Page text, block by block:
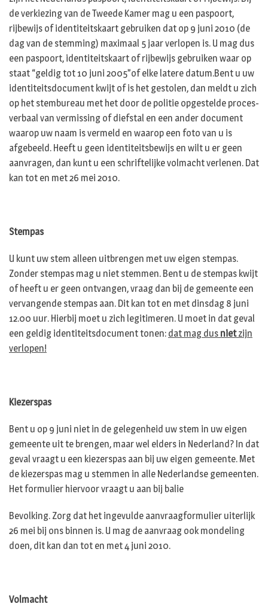
de verkiezing van de Tweede Kamer mag u een paspoort,
rijbewijs of identiteitskaart gebruiken dat op 9 juni 2010 (de
dag van de stemming) maximaal 5 jaar verlopen is. U mag dus
een paspoort, identiteitskaart of rijbewijs gebruiken waar op
staat “geldig tot 10 juni 2005”of elke latere datum.Bent u uw
identiteitsdocument kwijt of is het gestolen, dan meldt u zich
op het stembureau met het door de politie opgestelde proces-
verbaal van vermissing of diefstal en een ander document
waarop uw naam is vermeld en waarop een foto van u is
afgebeeld. Heeft u geen identiteitsbewijs en wilt u er geen
aanvragen, dan kunt u een schriftelijke volmacht verlenen. Dat
kan tot en met 26 mei 2010.
Stempas
U kunt uw stem alleen uitbrengen met uw eigen stempas.
Zonder stempas mag u niet stemmen. Bent u de stempas kwijt
of heeft u er geen ontvangen, vraag dan bij de gemeente een
vervangende stempas aan. Dit kan tot en met dinsdag 8 juni
12.00 uur. Hierbij moet u zich legitimeren. U moet in dat geval
een geldig identiteitsdocument tonen: dat mag dus nietzijn
verlopen!
Kiezerspas
Bent u op 9 juni niet in de gelegenheid uw stem in uw eigen
gemeente uit te brengen, maar wel elders in Nederland? In dat
geval vraagt u een kiezerspas aan bij uw eigen gemeente. Met
de kiezerspas mag u stemmen in alle Nederlandse gemeenten.
Het formulier hiervoor vraagt u aan bij balie
Bevolking. Zorg dat het ingevulde aanvraagformulier uiterlijk
26 mei bij ons binnen is. U mag de aanvraag ook mondeling
doen, dit kan dan tot en met 4 juni 2010.
Volmacht